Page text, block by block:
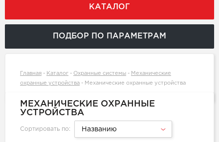
КАТАЛОГ
ПОДБОР ПО ПАРАМЕТРАМ
Главная - Каталог - Охранные системы - Механические
охранные устройства - Механические охранные устройства
МЕХАНИЧЕСКИЕ ОХРАННЫЕ
УСТРОЙСТВА
Сортировать по: Названию